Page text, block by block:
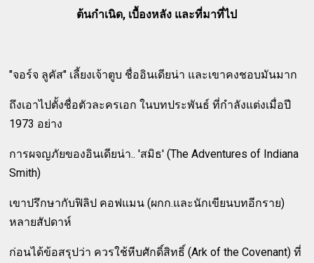
ต้นกำเนิด, เบื้องหลัง และที่มาที่ไป
"จอร์จ ลูคัส" เลี้ยงเจ้าตูบ ชื่ออินเดียน่า และเขาคงชอบมันมาก
ถึงเอาไปตั้งชื่อตัวละครเอก ในบทประพันธ์ ที่กำลังแต่งเมื่อปี
1973 อย่าง
การผจญภัยของอินเดียน่า.. 'สมิธ' (The Adventures of Indiana
Smith)
เขาปรึกษากับฟิลิป คอฟแมน (ผกก.และนักเขียนบทอีกราย)
หลายสัปดาห์
ก่อนได้ข้อสรุปว่า ควรใช้หีบศักดิ์สิทธิ์ (Ark of the Covenant) ที่